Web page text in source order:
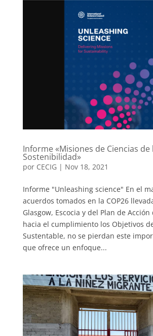
Informe «Misiones de Ciencias de
Sostenibilidad»
por CECIG | Nov 18, 2021
Informe "Unleashing science" En el
acuerdos tomados en la COP26
Glasgow, Escocia y del Plan de
hacia el cumplimiento los Objetivos
Sustentable, no se pierdan este
que ofrece un enfoque...